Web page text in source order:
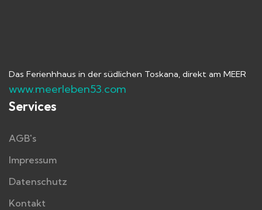
Das Ferienhhaus in der südlichen Toskana, direkt am MEER
www.meerleben53.com
Services
AGB's
Impressum
Datenschutz
Kontakt